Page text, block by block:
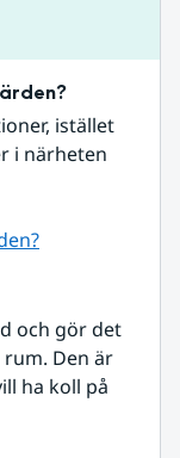
istället
i närheten
och gör det
Den är
ha koll på